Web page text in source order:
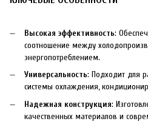
Высокая эффективность:
соотношение между
энергопотреблением.
Универсальность: Подходит для
системы охлаждения,
Надежная конструкция:
качественных материалов и